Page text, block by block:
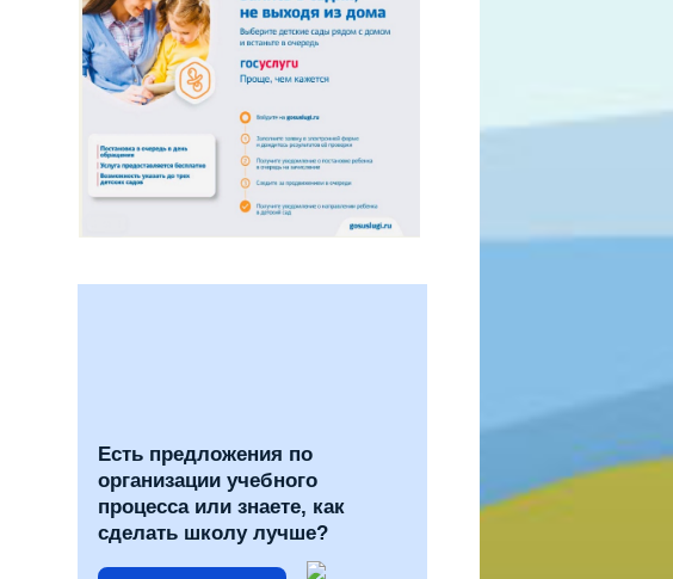
Есть предложения по
организации учебного
процесса или знаете, как
сделать школу лучше?